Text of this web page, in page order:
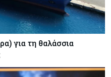
για τη θαλάσσια